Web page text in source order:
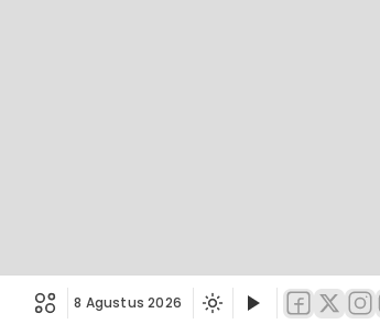
8 Agustus 2026